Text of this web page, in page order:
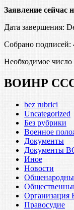
Заявление сейчас
Дата завершения:
Собрано подписей:
Необходимое число
ВОИНР
bez rubrici
Uncategorized
Без рубрики
Военное
Документы
Документы
Иное
Новости
Правосудие